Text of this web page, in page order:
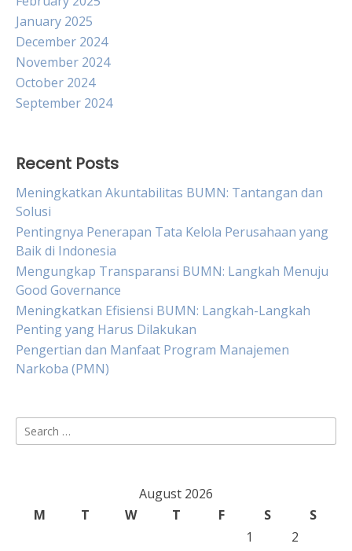
January 2025
December 2024
November 2024
October 2024
September 2024
Recent Posts
Meningkatkan Akuntabilitas BUMN: Tantangan dan
Solusi
Pentingnya Penerapan Tata Kelola Perusahaan yang
Baik di Indonesia
Mengungkap Transparansi BUMN: Langkah Menuju
Good Governance
Meningkatkan Efisiensi BUMN: Langkah-Langkah
Penting yang Harus Dilakukan
Pengertian dan Manfaat Program Manajemen
Narkoba (PMN)
Search
for:
August 2026
M
T W T F S
S
1
2